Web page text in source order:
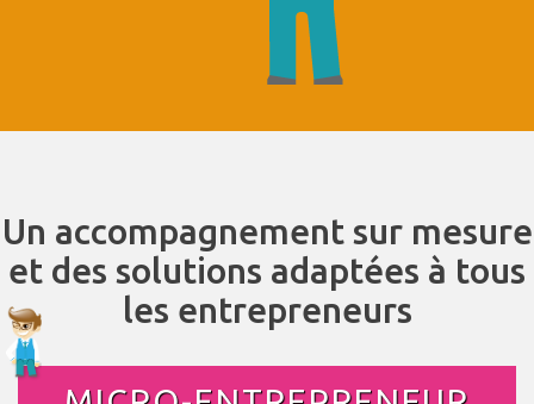
Un accompagnement sur mesure
et des solutions adaptées à tous
les entrepreneurs